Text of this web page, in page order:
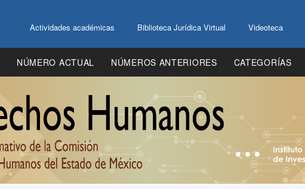
Actividades académicas Biblioteca Jurídica Virtual Videoteca
NÚMERO ACTUAL NÚMEROS ANTERIORES CATEGORÍAS